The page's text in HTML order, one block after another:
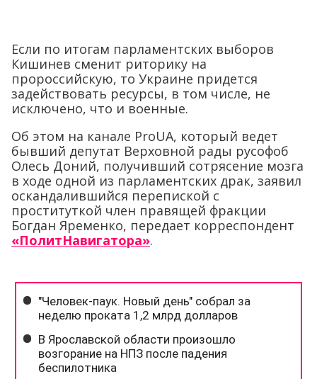
Если по итогам парламентских выборов
Кишинев сменит риторику на
пророссийскую, то Украине придется
задействовать ресурсы, в том числе, не
исключено, что и военные.
Об этом на канале ProUA, который ведет
бывший депутат Верховной рады русофоб
Олесь Доний, получивший сотрясение мозга
в ходе одной из парламентских драк, заявил
оскандалившийся перепиской с
проституткой член правящей фракции
Богдан Яременко, передает корреспондент
«ПолитНавигатора».